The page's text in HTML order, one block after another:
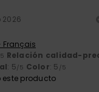
2026
Français
Relación calidad-
: 5/5 Color: 5 /5
este producto